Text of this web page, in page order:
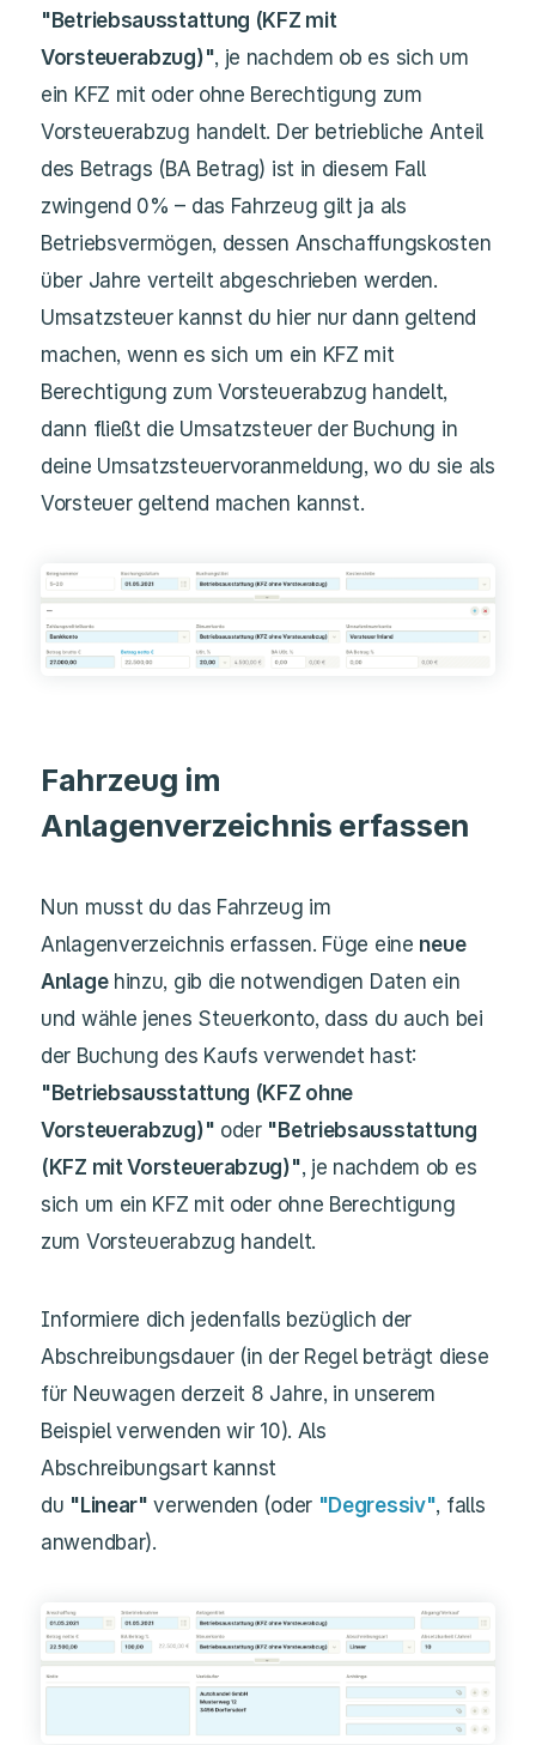
"Betriebsausstattung (KFZ mit
Vorsteuerabzug)", je nachdem ob es sich um
ein KFZ mit oder ohne Berechtigung zum
Vorsteuerabzug handelt. Der betriebliche Anteil
des Betrags (BA Betrag) ist in diesem Fall
zwingend 0% – das Fahrzeug gilt ja als
Betriebsvermögen, dessen Anschaffungskosten
über Jahre verteilt abgeschrieben werden.
Umsatzsteuer kannst du hier nur dann geltend
machen, wenn es sich um ein KFZ mit
Berechtigung zum Vorsteuerabzug handelt,
dann fließt die Umsatzsteuer der Buchung in
deine Umsatzsteuervoranmeldung, wo du sie als
Vorsteuer geltend machen kannst.
Fahrzeug im
Anlagenverzeichnis erfassen
Nun musst du das Fahrzeug im
Anlagenverzeichnis erfassen. Füge eine neue
Anlagehinzu, gib die notwendigen Daten ein
und wähle jenes Steuerkonto, dass du auch bei
der Buchung des Kaufs verwendet hast:
"Betriebsausstattung (KFZ ohne
Vorsteuerabzug)" oder "Betriebsausstattung
(KFZ mit Vorsteuerabzug)", je nachdem ob es
sich um ein KFZ mit oder ohne Berechtigung
zum Vorsteuerabzug handelt.
Informiere dich jedenfalls bezüglich der
Abschreibungsdauer (in der Regel beträgt diese
für Neuwagen derzeit 8 Jahre, in unserem
Beispiel verwenden wir 10). Als
Abschreibungsart kannst
du "Linear" verwenden (oder "Degressiv", falls
anwendbar).